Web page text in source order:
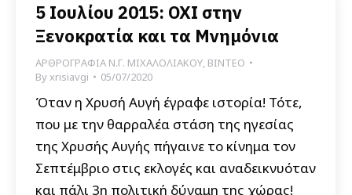
5 Ιουλίου 2015: ΟΧΙ στην
Ξενοκρατία και τα Μνημόνια
ΑΡΘΡΟΓΡΑΦΙΑ Ν.Γ. ΜΙΧΑΛΟΛΙΑΚΟΥ, ΒΙΝΤΕΟ
Byxrisiavgi 05/07/2020
Όταν η Χρυσή Αυγή έγραφε ιστορία! Τότε,
που με την θαρραλέα στάση της ηγεσίας
της Χρυσής Αυγής πήγαινε το κίνημα τον
Σεπτέμβριο στις εκλογές και αναδεικνυόταν
και πάλι 3η πολιτική δύναμη της χώρας!